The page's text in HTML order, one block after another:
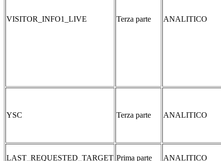
VISITOR_INFO1_LIVE Terza parte ANALITICO
YSC Terza parte ANALITICO
LAST_REQUESTED_TARGET Prima parte ANALITICO